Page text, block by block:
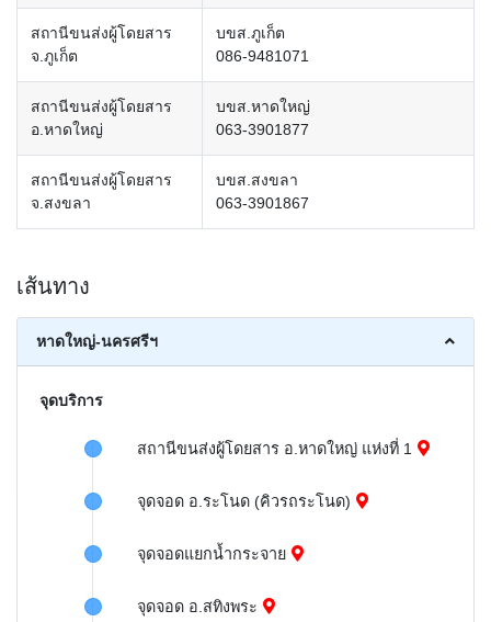
สถานีขนส่งผู้โดยสาร
จ.ภูเก็ต
บขส.ภูเก็ต
086-9481071
สถานีขนส่งผู้โดยสาร
อ.หาดใหญ่
บขส.หาดใหญ่
063-3901877
สถานีขนส่งผู้โดยสาร
จ.สงขลา
บขส.สงขลา
063-3901867
เส้นทาง
หาดใหญ่-นครศรีฯ
จุดบริการ
สถานีขนส่งผู้โดยสาร อ.หาดใหญ่ แห่งที่ 1
จุดจอด อ.ระโนด (คิวรถระโนด)
จุดจอดแยกน้ำกระจาย
จุดจอด อ.สทิงพระ